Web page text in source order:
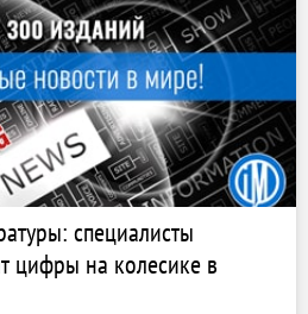
специалисты
цифры на колесике в